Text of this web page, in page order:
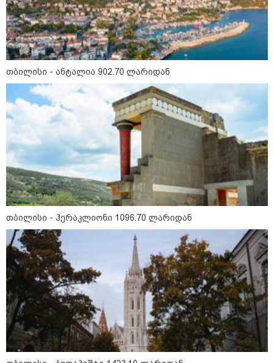
11:58 / 03-08-2026
ოქროსფერი კანი და წვნიანი შიგთავსი: როგორ
მოვამზადოთ სწორად პრემიუმ ხარისხის სოსისი -
რჩევები "შეფმაისტერის" ტექნოლოგისგან
Faceამბები
10:58 / 06-08-2026
თბილისი - ანტალია 902.70 ლარიდან
თბილისი - ჰერაკლიონი 1096.70 ლარიდან